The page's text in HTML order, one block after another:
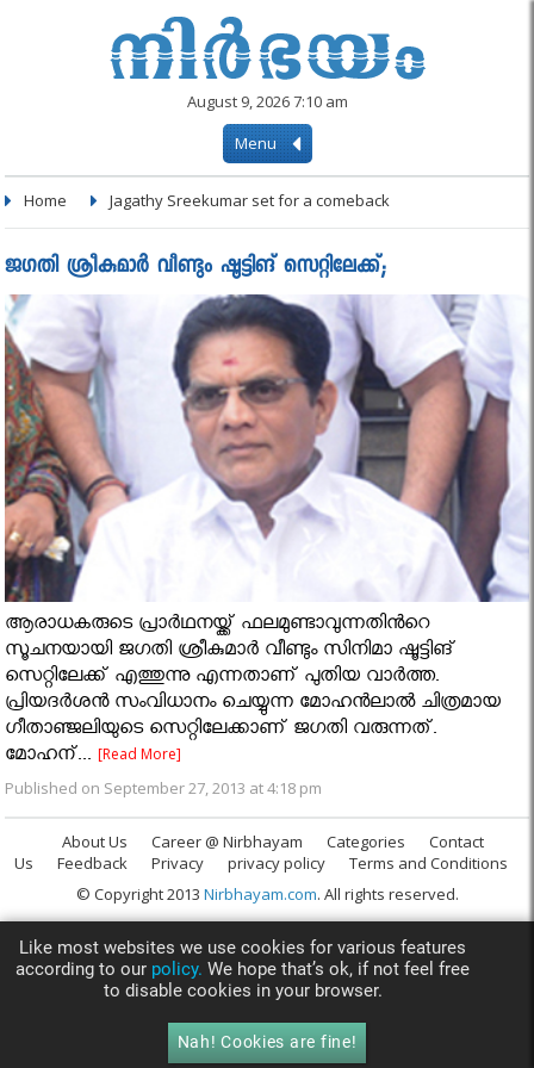
August 9, 2026 7:10 am
Menu
Home Jagathy Sreekumar set for a comeback
ജഗതി ശ്രീകുമാര്‍ വീണ്ടും ഷൂട്ടിങ് സെറ്റിലേക്ക്;
ആരാധകരുടെ പ്രാര്‍ഥനയ്ക്ക് ഫലമുണ്ടാവുന്നതിൻറെ
സൂചനയായി ജഗതി ശ്രീകുമാര്‍ വീണ്ടും സിനിമാ ഷൂട്ടിങ്
സെറ്റിലേക്ക് എത്തുന്നു എന്നതാണ് പുതിയ വാര്‍ത്ത.
പ്രിയദര്‍ശന്‍ സംവിധാനം ചെയ്യുന്ന മോഹന്‍ലാല്‍ ചിത്രമായ
ഗീതാഞ്ജലിയുടെ സെറ്റിലേക്കാണ് ജഗതി വരുന്നത്.
മോഹന്...[Read More]
Published on September 27, 2013 at 4:18 pm
About Us Career @ Nirbhayam Categories
Contact
Us
Feedback Privacy privacy policy
Terms and Conditions
© Copyright 2013 Nirbhayam.com. All rights reserved.
Like most websites we use cookies for various features
according to our policy. We hope that’s ok, if not feel free
to disable cookies in your browser.
Nah! Cookies are fine!